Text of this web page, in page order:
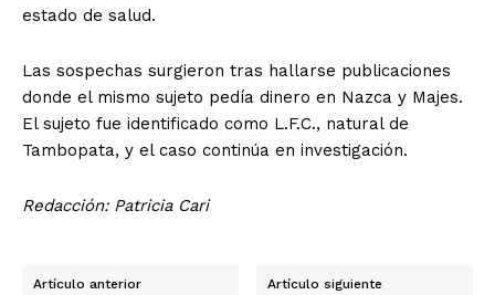
estado de salud.
Las sospechas surgieron tras hallarse publicaciones
donde el mismo sujeto pedía dinero en Nazca y Majes.
El sujeto fue identificado como L.F.C., natural de
Tambopata, y el caso continúa en investigación.
Redacción: Patricia Cari
Artículo anterior Artículo siguiente